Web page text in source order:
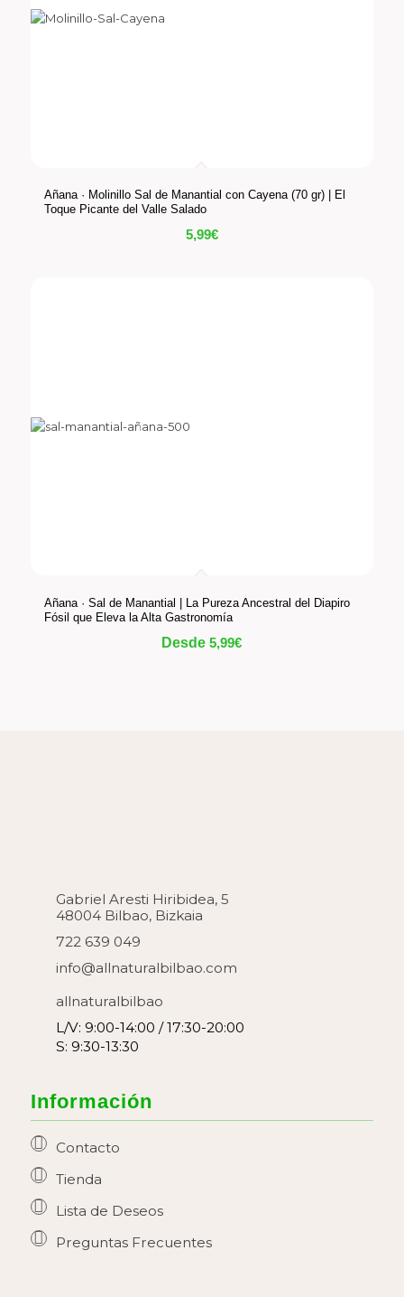
Añana · Molinillo Sal de Manantial con Cayena (70 gr) | El
Toque Picante del Valle Salado
5,99€
Añana · Sal de Manantial | La Pureza Ancestral del Diapiro
Fósil que Eleva la Alta Gastronomía
Desde5,99€
Gabriel Aresti Hiribidea, 5
48004 Bilbao, Bizkaia
722 639 049
info@allnaturalbilbao.com
allnaturalbilbao
L/V: 9:00-14:00 / 17:30-20:00
S: 9:30-13:30
Información
Contacto
Tienda
Lista de Deseos
Preguntas Frecuentes